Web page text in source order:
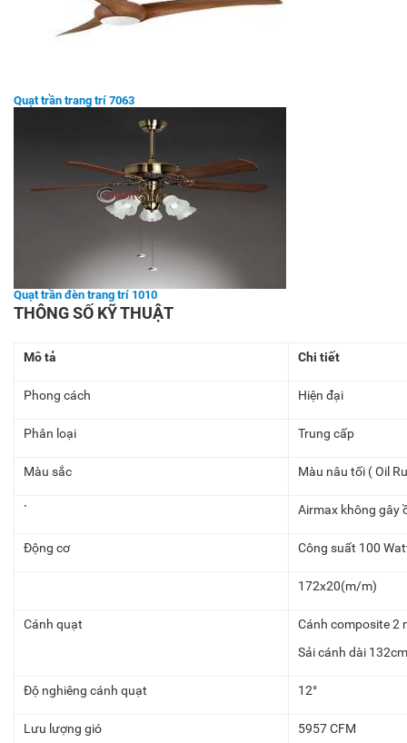
Quạt trần trang trí 7063
Quạt trần đèn trang trí 1010
THÔNG SỐ KỸ THUẬT
Mô tả Chi tiết
Phong cách Hiện đại
Phân loại Trung cấp
Màu sắc Màu nâu tối ( Oil
` Airmax không gây
Động cơ Công suất 100
172x20(m/m)
Cánh quạt
Cánh composite 2
Sải cánh dài 132cm
Độ nghiêng cánh quạt 12°
Lưu lượng gió 5957 CFM